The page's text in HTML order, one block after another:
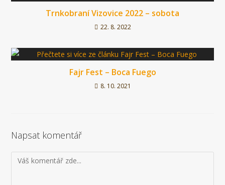
Trnkobraní Vizovice 2022 – sobota
22. 8. 2022
Fajr Fest – Boca Fuego
8. 10. 2021
Napsat komentář
Komentář